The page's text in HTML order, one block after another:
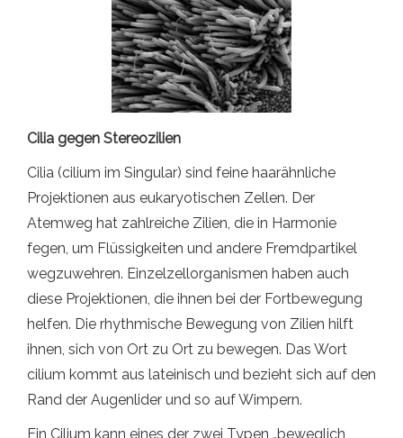
Cilia gegen Stereozilien
Cilia (cilium im Singular) sind feine haarähnliche
Projektionen aus eukaryotischen Zellen. Der
Atemweg hat zahlreiche Zilien, die in Harmonie
fegen, um Flüssigkeiten und andere Fremdpartikel
wegzuwehren. Einzelzellorganismen haben auch
diese Projektionen, die ihnen bei der Fortbewegung
helfen. Die rhythmische Bewegung von Zilien hilft
ihnen, sich von Ort zu Ort zu bewegen. Das Wort
cilium kommt aus lateinisch und bezieht sich auf den
Rand der Augenlider und so auf Wimpern.
Ein Cilium kann eines der zwei Typen „beweglich